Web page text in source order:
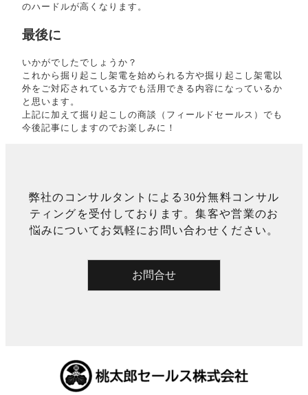
のハードルが高くなります。
最後に
いかがでしたでしょうか？
これから掘り起こし架電を始められる方や掘り起こし架電以
外をご対応されている方でも活用できる内容になっているか
と思います。
上記に加えて掘り起こしの商談（フィールドセールス）でも
今後記事にしますのでお楽しみに！
弊社のコンサルタントによる30分無料コンサル
ティングを受付しております。集客や営業のお
悩みについてお気軽にお問い合わせください。
お問合せ